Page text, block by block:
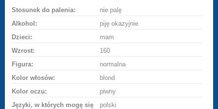
Stosunek do palenia:
nie palę
Alkohol:
piję okazyjnie
Dzieci:
mam
Wzrost:
160
Figura:
normalna
Kolor włosów:
blond
Kolor oczu:
piwny
Języki, w których mogę się
polski